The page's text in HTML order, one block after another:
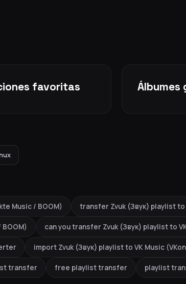
favoritas Álbumes
Music / BOOM) transfer Zvuk (Звук) playlist to
can you transfer Zvuk (Звук) playlist to
import Zvuk (Звук) playlist to VK Music
transfer free playlist transfer playlist